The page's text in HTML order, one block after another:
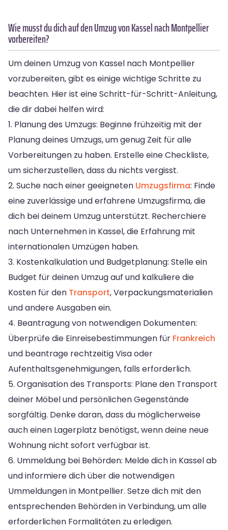
Wie musst du dich auf den Umzug von Kassel nach Montpellier
vorbereiten?
Um deinen Umzug von Kassel nach Montpellier
vorzubereiten, gibt es einige wichtige Schritte zu
beachten. Hier ist eine Schritt-für-Schritt-Anleitung,
die dir dabei helfen wird:
1. Planung des Umzugs: Beginne frühzeitig mit der
Planung deines Umzugs, um genug Zeit für alle
Vorbereitungen zu haben. Erstelle eine Checkliste,
um sicherzustellen, dass du nichts vergisst.
2. Suche nach einer geeigneten Umzugsfirma: Finde
eine zuverlässige und erfahrene Umzugsfirma, die
dich bei deinem Umzug unterstützt. Recherchiere
nach Unternehmen in Kassel, die Erfahrung mit
internationalen Umzügen haben.
3. Kostenkalkulation und Budgetplanung: Stelle ein
Budget für deinen Umzug auf und kalkuliere die
Kosten für den Transport, Verpackungsmaterialien
und andere Ausgaben ein.
4. Beantragung von notwendigen Dokumenten:
Überprüfe die Einreisebestimmungen für Frankreich
und beantrage rechtzeitig Visa oder
Aufenthaltsgenehmigungen, falls erforderlich.
5. Organisation des Transports: Plane den Transport
deiner Möbel und persönlichen Gegenstände
sorgfältig. Denke daran, dass du möglicherweise
auch einen Lagerplatz benötigst, wenn deine neue
Wohnung nicht sofort verfügbar ist.
6. Ummeldung bei Behörden: Melde dich in Kassel ab
und informiere dich über die notwendigen
Ummeldungen in Montpellier. Setze dich mit den
entsprechenden Behörden in Verbindung, um alle
erforderlichen Formalitäten zu erledigen.